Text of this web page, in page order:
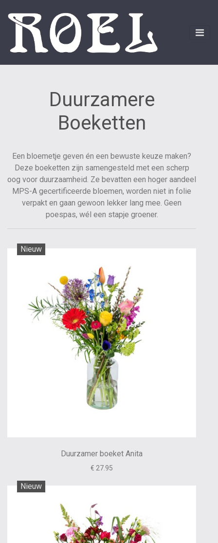
Duurzamere
Boeketten
Een bloemetje geven én een bewuste keuze maken?
Deze boeketten zijn samengesteld met een scherp
oog voor duurzaamheid. Ze bevatten een hoger aandeel
MPS-A gecertificeerde bloemen, worden niet in folie
verpakt en gaan gewoon lekker lang mee. Geen
poespas, wél een stapje groener.
Nieuw
Duurzamer boeket Anita
€ 27.95
Nieuw